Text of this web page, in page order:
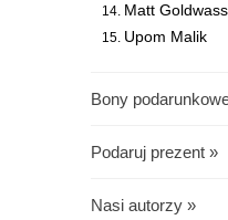
Matt
Upom Malik
Bony
Podaruj prezent »
Nasi autorzy »